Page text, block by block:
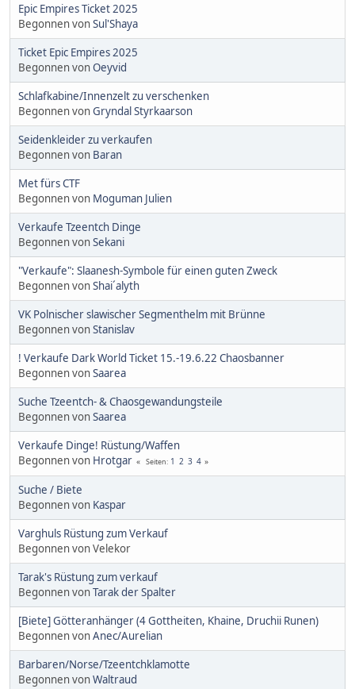
Epic Empires Ticket 2025
Begonnen vonSul'Shaya
Ticket Epic Empires 2025
Begonnen vonOeyvid
Schlafkabine/Innenzelt zu verschenken
Begonnen vonGryndal Styrkaarson
Seidenkleider zu verkaufen
Begonnen von Baran
Met fürs CTF
Begonnen von Moguman Julien
Verkaufe Tzeentch Dinge
Begonnen vonSekani
"Verkaufe": Slaanesh-Symbole für einen guten Zweck
Begonnen vonShai´alyth
VK Polnischer slawischer Segmenthelm mit Brünne
Begonnen vonStanislav
! Verkaufe Dark World Ticket 15.-19.6.22 Chaosbanner
Begonnen vonSaarea
Suche Tzeentch- & Chaosgewandungsteile
Begonnen vonSaarea
Verkaufe Dinge! Rüstung/Waffen
Begonnen von Hrotgar Seiten 1 2 3 4
Suche / Biete
Begonnen von Kaspar
Varghuls Rüstung zum Verkauf
Begonnen von Velekor
Tarak's Rüstung zum verkauf
Begonnen vonTarak der Spalter
[Biete] Götteranhänger (4 Gottheiten, Khaine, Druchii Runen)
Begonnen vonAnec/Aurelian
Barbaren/Norse/Tzeentchklamotte
Begonnen vonWaltraud